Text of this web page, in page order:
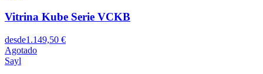
Vitrina Kube Serie VCKB
desde1.149,50 €
Agotado
Sayl